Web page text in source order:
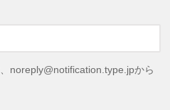
noreply@notification.type.jpから